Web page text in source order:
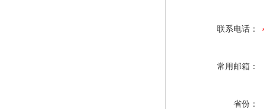
联系电话：
常用邮箱：
省份：